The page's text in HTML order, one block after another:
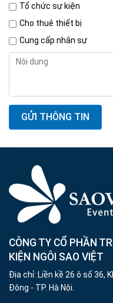
Tổ chức sự kiện
Cho thuê thiết bị
Cung cấp nhân sự
GỬI THÔNG TIN
CÔNG TY CỔ PHẦN
KIỆN NGÔI SAO VIỆT
Địa chỉ: Liền kề 26 ô số 36,
Đông - TP. Hà Nội.